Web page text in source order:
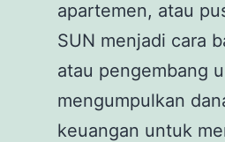
apartemen, atau
SUN menjadi cara
atau pengembang
mengumpulkan
keuangan untuk